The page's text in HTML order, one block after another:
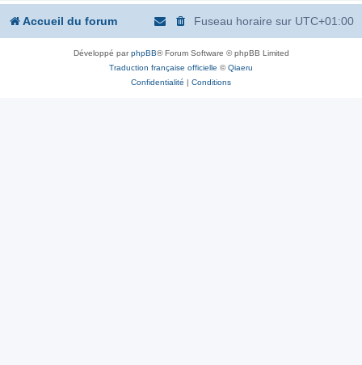
Accueil du forum Fuseau horaire sur UTC+01:00
Développé parphpBB® Forum Software © phpBB Limited
Traduction française officielle ©Qiaeru
Confidentialité | Conditions